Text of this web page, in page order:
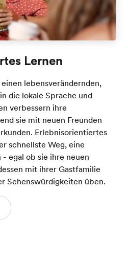
Lernen
lebensverändernden,
die lokale Sprache und
verbessern ihre
sie mit neuen Freunden
Erlebnisorientiertes
schnellste Weg, eine
egal ob sie ihre neuen
mit ihrer Gastfamilie
Sehenswürdigkeiten üben.